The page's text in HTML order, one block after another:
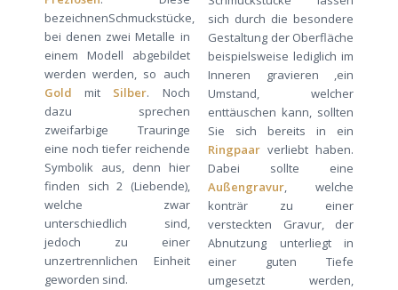
bezeichnenSchmuckstücke,
bei denen zwei Metalle in
einem Modell abgebildet
werden werden, so auch
Gold mit Silber. Noch
dazu sprechen
zweifarbige Trauringe
eine noch tiefer reichende
Symbolik aus, denn hier
finden sich 2 (Liebende),
welche zwar
unterschiedlich sind,
jedoch zu einer
unzertrennlichen Einheit
geworden sind.
sich durch die besondere
Gestaltung der Oberfläche
beispielsweise lediglich im
Inneren gravieren ,ein
Umstand, welcher
enttäuschen kann, sollten
Sie sich bereits in ein
Ringpaar verliebt haben.
Dabei sollte eine
Außengravur, welche
konträr zu einer
versteckten Gravur, der
Abnutzung unterliegt in
einer guten Tiefe
umgesetzt werden,